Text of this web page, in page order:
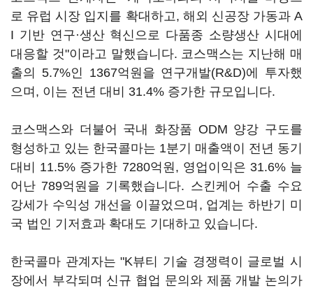
로 유럽 시장 입지를 확대하고, 해외 신공장 가동과 A
I 기반 연구·생산 혁신으로 다품종 소량생산 시대에
대응할 것"이라고 말했습니다. 코스맥스는 지난해 매
출의 5.7%인 1367억원을 연구개발(R&D)에 투자했
으며, 이는 전년 대비 31.4% 증가한 규모입니다.
코스맥스와 더불어 국내 화장품 ODM 양강 구도를
형성하고 있는 한국콜마는 1분기 매출액이 전년 동기
대비 11.5% 증가한 7280억원, 영업이익은 31.6% 늘
어난 789억원을 기록했습니다. 스킨케어 수출 수요
강세가 수익성 개선을 이끌었으며, 업계는 하반기 미
국 법인 기저효과 확대도 기대하고 있습니다.
한국콜마 관계자는 "K뷰티 기술 경쟁력이 글로벌 시
장에서 부각되며 신규 협업 문의와 제품 개발 논의가